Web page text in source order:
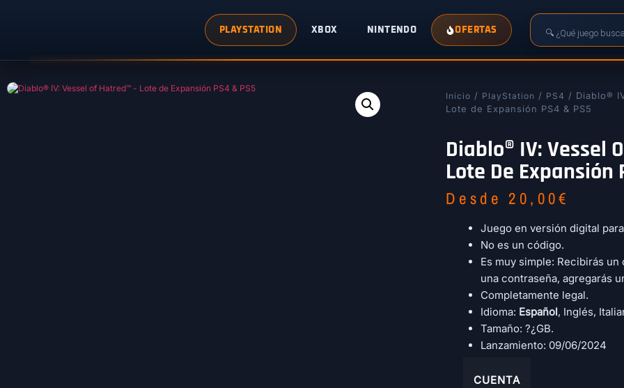
PLAYSTATION XBOX NINTENDO OFERTAS
Inicio / PlayStation / PS4 / Diablo®
Lote de Expansión PS4 & PS5
Diablo® IV: Vessel
Lote De Expansión
Desde 20,00€
Juego en versión digital
No es un código.
Es muy simple: Recibirás
una contraseña, agregarás
Completamente legal.
Idioma: Español, Inglés,
Tamaño: ?¿GB.
Lanzamiento: 09/06/2024
CUENTA